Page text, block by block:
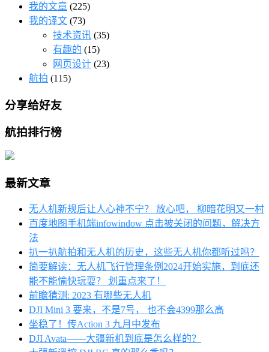
我的文章 (225)
我的译文 (73)
技术资讯 (35)
有趣的 (15)
网页设计 (23)
航拍 (115)
分享给好友
航拍排行榜
最新文章
无人机新规后让人心神不宁？ 放心吧， 柳暗花明又一村
百度地图手机端infowindow 点击被关闭的问题，解决方
法
扒一扒航拍和无人机的历史，这些无人机你都听过吗？
简要解读：无人机飞行管理条例2024开始实施，到底还
能不能愉快玩耍？ 划重点来了！
前瞻猜测: 2023 有哪些无人机
DJI Mini 3 要来，不是7号， 也不会4399那么高
坐稳了！传Action 3 九月中发布
DJI Avata——大疆新机到底是怎么样的？